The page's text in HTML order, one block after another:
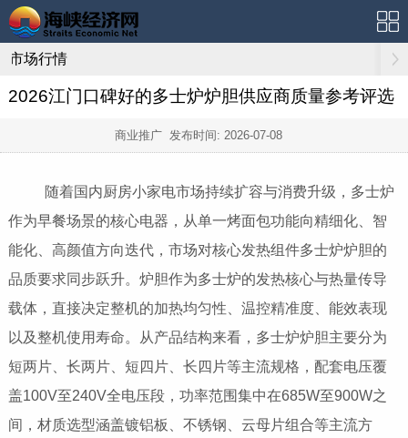
市场行情
2026江门口碑好的多士炉炉胆供应商质量参考评选
商业推广 发布时间: 2026-07-08
随着国内厨房小家电市场持续扩容与消费升级，多士炉
作为早餐场景的核心电器，从单一烤面包功能向精细化、智
能化、高颜值方向迭代，市场对核心发热组件多士炉炉胆的
品质要求同步跃升。炉胆作为多士炉的发热核心与热量传导
载体，直接决定整机的加热均匀性、温控精准度、能效表现
以及整机使用寿命。从产品结构来看，多士炉炉胆主要分为
短两片、长两片、短四片、长四片等主流规格，配套电压覆
盖100V至240V全电压段，功率范围集中在685W至900W之
间，材质选型涵盖镀铝板、不锈钢、云母片组合等主流方